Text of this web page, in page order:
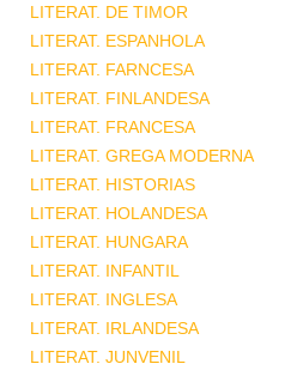
LITERAT. DE TIMOR
LITERAT. ESPANHOLA
LITERAT. FARNCESA
LITERAT. FINLANDESA
LITERAT. FRANCESA
LITERAT. GREGA MODERNA
LITERAT. HISTORIAS
LITERAT. HOLANDESA
LITERAT. HUNGARA
LITERAT. INFANTIL
LITERAT. INGLESA
LITERAT. IRLANDESA
LITERAT. JUNVENIL